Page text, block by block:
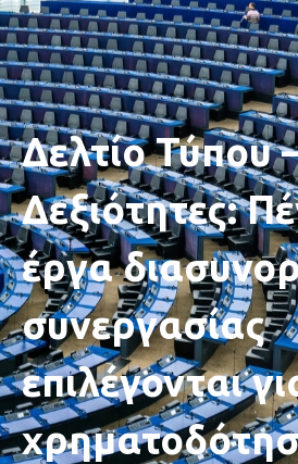
Δελτίο Τύπου
Δεξιότητες:
έργα
συνεργασίας
επιλέγονται